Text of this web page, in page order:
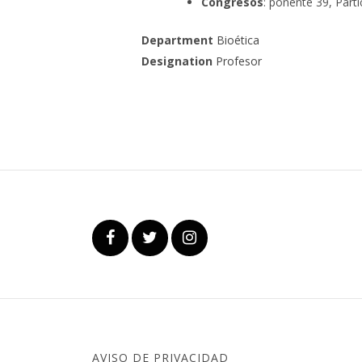
Department Bioética
Designation Profesor
AVISO DE PRIVACIDAD